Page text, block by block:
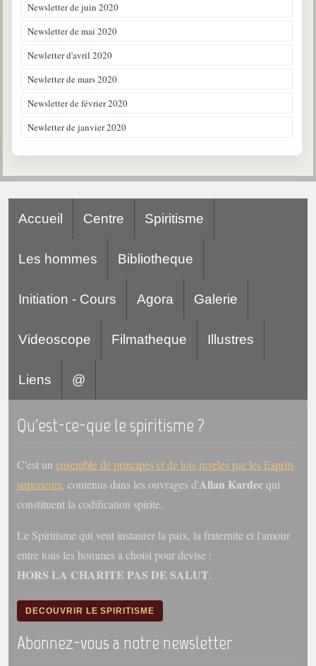
Newsletter de juin 2020
Newsletter de mai 2020
Newletter d'avril 2020
Newletter de mars 2020
Newsletter de février 2020
Newletter de janvier 2020
Accueil Centre Spiritisme
Les hommes Bibliotheque
Initiation - Cours Agora Galerie
Videoscope Filmatheque Illustres
Liens @
Qu'est-ce-que le spiritisme ?
C'est un ensemble de principes et de lois reveles par les Esprits
superieurs, contenus dans les ouvrages d'Allan Kardecqui
constituent la codification spirite.
Le Spiritisme qui veut instaurer la paix, la fraternite et l'amour
entre tous les hommes a choisi pour devise :
HORS LA CHARITE PAS DE SALUT.
DECOUVRIR LE SPIRITISME
Abonnez-vous a notre newsletter